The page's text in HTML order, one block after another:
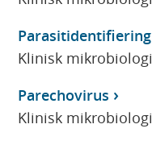
Parasitidentifiering
Klinisk mikrobiologi
Parechovirus
Klinisk mikrobiologi